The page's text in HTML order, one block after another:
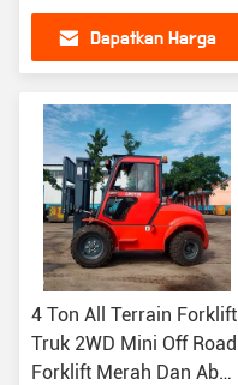
Converter
Dapatkan Harga
4 Ton All Terrain Forklift
Truk 2WD Mini Off Road
Forklift Merah Dan Abu-